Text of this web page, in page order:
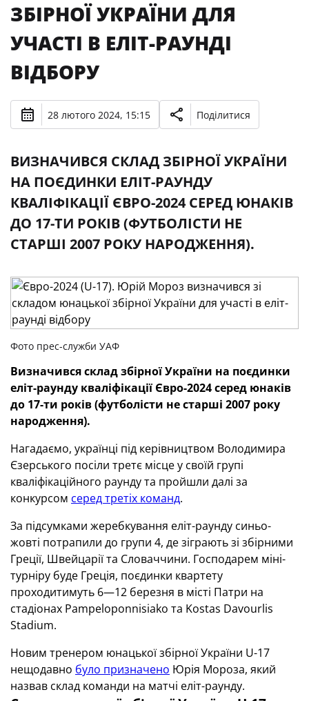
ЗБІРНОЇ УКРАЇНИ ДЛЯ
УЧАСТІ В ЕЛІТ-РАУНДІ
ВІДБОРУ
28 лютого 2024, 15:15 Поділитися
ВИЗНАЧИВСЯ СКЛАД ЗБІРНОЇ УКРАЇНИ
НА ПОЄДИНКИ ЕЛІТ-РАУНДУ
КВАЛІФІКАЦІЇ ЄВРО-2024 СЕРЕД ЮНАКІВ
ДО 17-ТИ РОКІВ (ФУТБОЛІСТИ НЕ
СТАРШІ 2007 РОКУ НАРОДЖЕННЯ).
Фото прес-служби УАФ
Визначився склад збірної України на поєдинки
еліт-раунду кваліфікації Євро-2024 серед юнаків
до 17-ти років (футболісти не старші 2007 року
народження).
Нагадаємо, українці під керівництвом Володимира
Єзерського посіли третє місце у своїй групі
кваліфікаційного раунду та пройшли далі за
конкурсом серед третіх команд.
За підсумками жеребкування еліт-раунду синьо-
жовті потрапили до групи 4, де зіграють зі збірними
Греції, Швейцарії та Словаччини. Господарем міні-
турніру буде Греція, поєдинки квартету
проходитимуть 6—12 березня в місті Патри на
стадіонах Pampeloponnisiako та Kostas Davourlis
Stadium.
Новим тренером юнацької збірної України U-17
нещодавно було призначено Юрія Мороза, який
назвав склад команди на матчі еліт-раунду.